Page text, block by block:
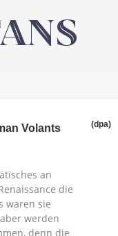
Volants
(dpa)
an
die
waren sie
werden
denn die